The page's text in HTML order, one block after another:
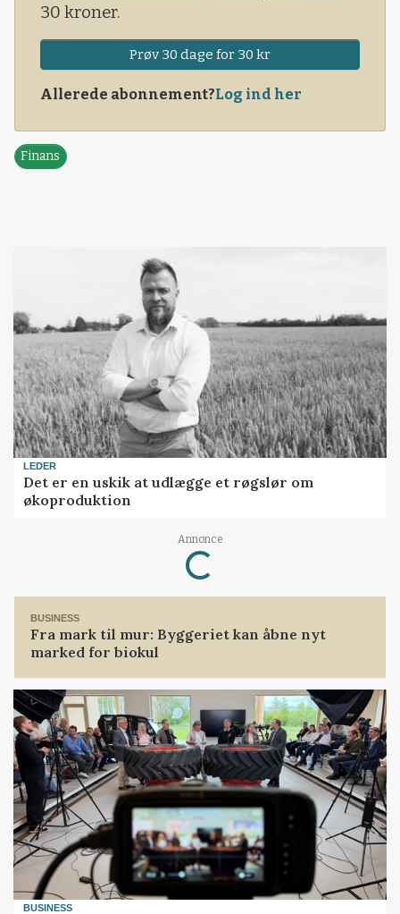
30 kroner.
Prøv 30 dage for 30 kr
Allerede abonnement?Log ind her
Finans
LEDER
Det er en uskik at udlægge et røgslør om
økoproduktion
Annonce
Loading...
BUSINESS
Fra mark til mur: Byggeriet kan åbne nyt
marked for biokul
BUSINESS